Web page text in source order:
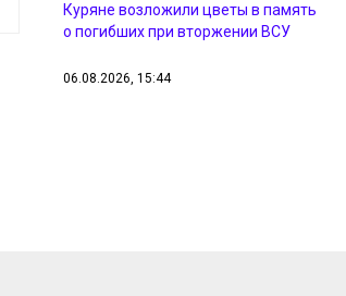
Куряне возложили цветы в память
о погибших при вторжении ВСУ
06.08.2026, 15:44